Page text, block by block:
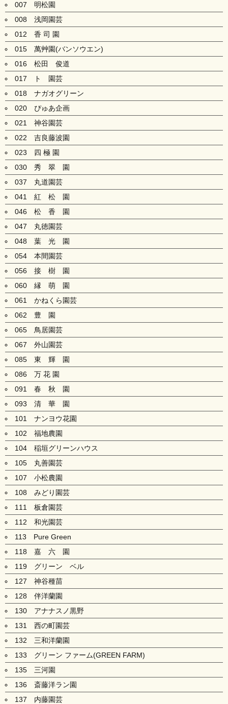
007 明松園
008 浅岡園芸
012 香 司 園
015 萬艸園(バンソウエン)
016 松田 俊道
017 ト 園芸
018 ナガオグリーン
020 ぴゅあ企画
021 神谷園芸
022 吉良藤波園
023 四 極 園
030 秀 翠 園
037 丸道園芸
041 紅 松 園
046 松 香 園
047 丸徳園芸
048 葉 光 園
054 本間園芸
056 接 樹 園
060 縁 萌 園
061 かねくら園芸
062 豊 園
065 鳥居園芸
067 外山園芸
085 東 輝 園
086 万 花 園
091 春 秋 園
093 清 華 園
101 ナンヨウ花園
102 福地農園
104 稲垣グリーンハウス
105 丸善園芸
107 小松農園
108 みどり園芸
111 板倉園芸
112 和光園芸
113 Pure Green
118 嘉 六 園
119 グリーン ベル
127 神谷種苗
128 伴洋蘭園
130 アナナスノ黒野
131 西の町園芸
132 三和洋蘭園
133 グリーン ファーム(GREEN FARM)
135 三河園
136 斎藤洋ラン園
137 内藤園芸